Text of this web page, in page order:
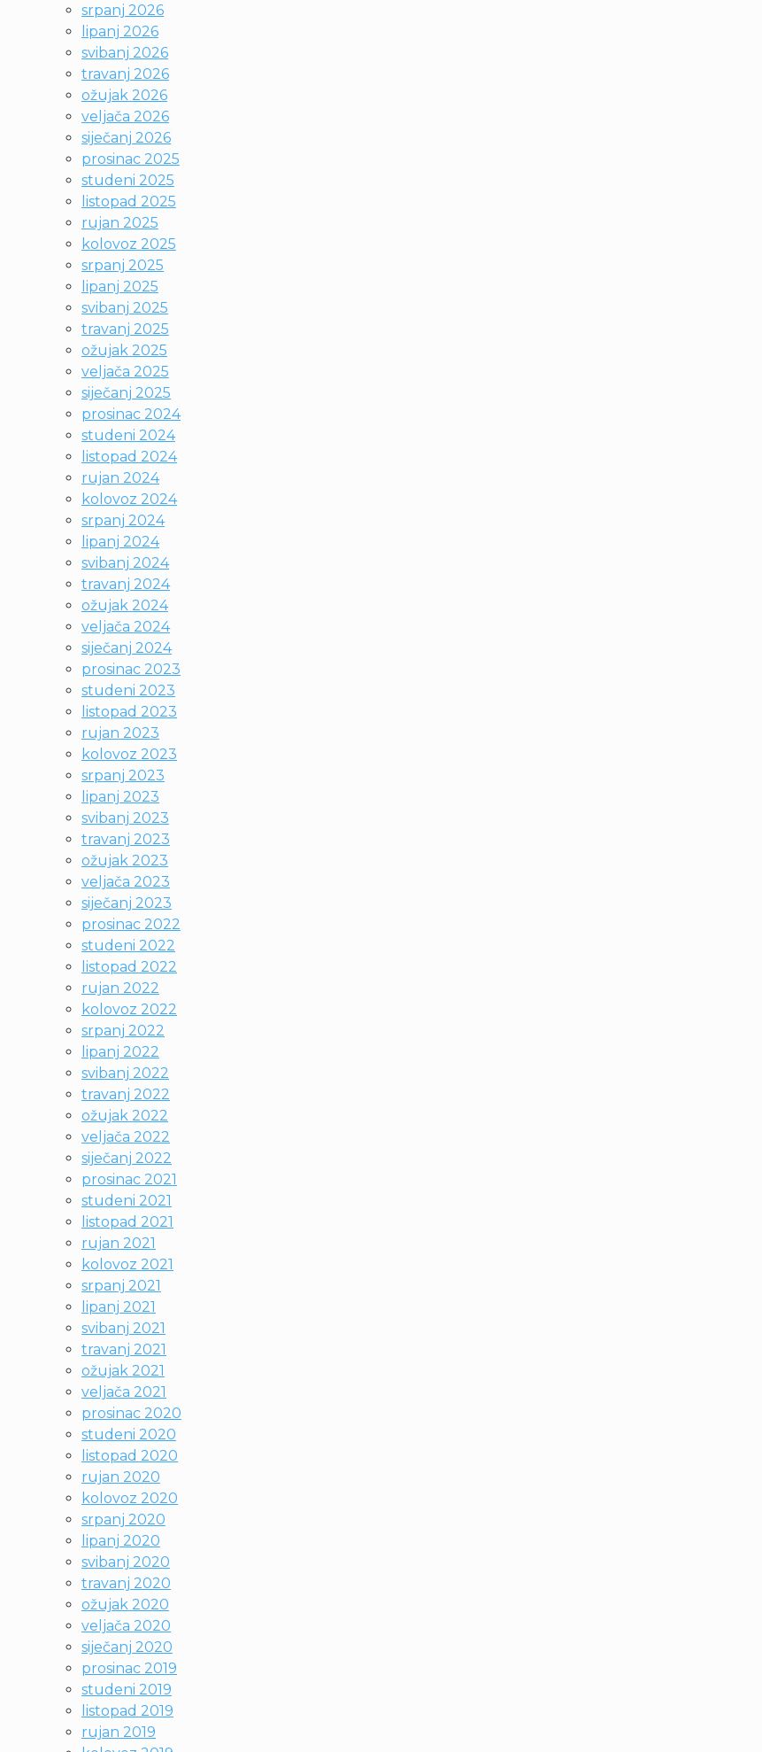
srpanj 2026
lipanj 2026
svibanj 2026
travanj 2026
ožujak 2026
veljača 2026
siječanj 2026
prosinac 2025
studeni 2025
listopad 2025
rujan 2025
kolovoz 2025
srpanj 2025
lipanj 2025
svibanj 2025
travanj 2025
ožujak 2025
veljača 2025
siječanj 2025
prosinac 2024
studeni 2024
listopad 2024
rujan 2024
kolovoz 2024
srpanj 2024
lipanj 2024
svibanj 2024
travanj 2024
ožujak 2024
veljača 2024
siječanj 2024
prosinac 2023
studeni 2023
listopad 2023
rujan 2023
kolovoz 2023
srpanj 2023
lipanj 2023
svibanj 2023
travanj 2023
ožujak 2023
veljača 2023
siječanj 2023
prosinac 2022
studeni 2022
listopad 2022
rujan 2022
kolovoz 2022
srpanj 2022
lipanj 2022
svibanj 2022
travanj 2022
ožujak 2022
veljača 2022
siječanj 2022
prosinac 2021
studeni 2021
listopad 2021
rujan 2021
kolovoz 2021
srpanj 2021
lipanj 2021
svibanj 2021
travanj 2021
ožujak 2021
veljača 2021
prosinac 2020
studeni 2020
listopad 2020
rujan 2020
kolovoz 2020
srpanj 2020
lipanj 2020
svibanj 2020
travanj 2020
ožujak 2020
veljača 2020
siječanj 2020
prosinac 2019
studeni 2019
listopad 2019
rujan 2019